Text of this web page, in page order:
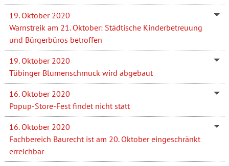
19. Oktober 2020
Warnstreik am 21. Oktober: Städtische Kinderbetreuung
und Bürgerbüros betroffen
19. Oktober 2020
Tübinger Blumenschmuck wird abgebaut
16. Oktober 2020
Popup-Store-Fest findet nicht statt
16. Oktober 2020
Fachbereich Baurecht ist am 20. Oktober eingeschränkt
erreichbar